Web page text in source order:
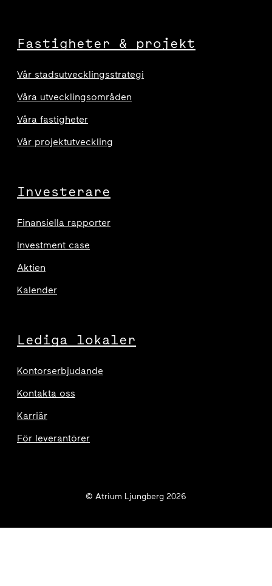
Fastigheter & projekt
Vår stadsutvecklingsstrategi
Våra utvecklingsområden
Våra fastigheter
Vår projektutveckling
Investerare
Finansiella rapporter
Investment case
Aktien
Kalender
Lediga lokaler
Kontorserbjudande
Kontakta oss
Karriär
För leverantörer
© Atrium Ljungberg 2026